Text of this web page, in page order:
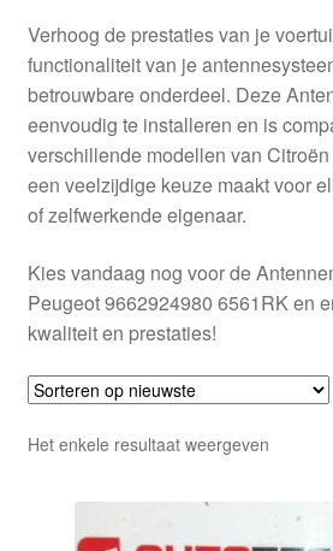
Wereldwijde verzending
Winkelwagen
Verhoog de prestaties van je
functionaliteit van je
betrouwbare onderdeel. Deze
eenvoudig te installeren en is
verschillende modellen van
een veelzijdige keuze maakt voor
of zelfwerkende eigenaar.
Kies vandaag nog voor de
Peugeot 9662924980 6561RK en
kwaliteit en prestaties!
Het enkele resultaat weergeven